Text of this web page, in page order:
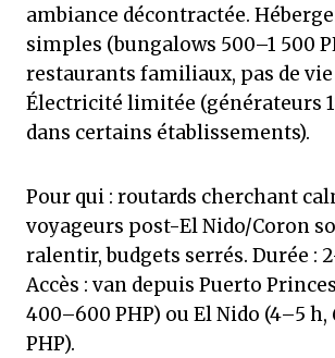
ambiance décontractée.
simples (bungalows 500–1 500
restaurants familiaux, pas de
Électricité limitée (générateurs
dans certains établissements).
Pour qui : routards cherchant
voyageurs post-El Nido/Coron
ralentir, budgets serrés. Durée :
Accès : van depuis Puerto
400–600 PHP) ou El Nido (4–5
PHP).